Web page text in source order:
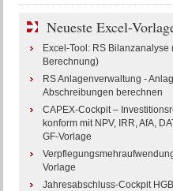
Neueste Excel-
Excel-Tool: RS Bilanzanalyse
Berechnung)
RS Anlagenverwaltung -
Abschreibungen berechnen
CAPEX-Cockpit –
konform mit NPV, IRR, AfA,
GF-Vorlage
Vorlage
Jahresabschluss-Cockpit